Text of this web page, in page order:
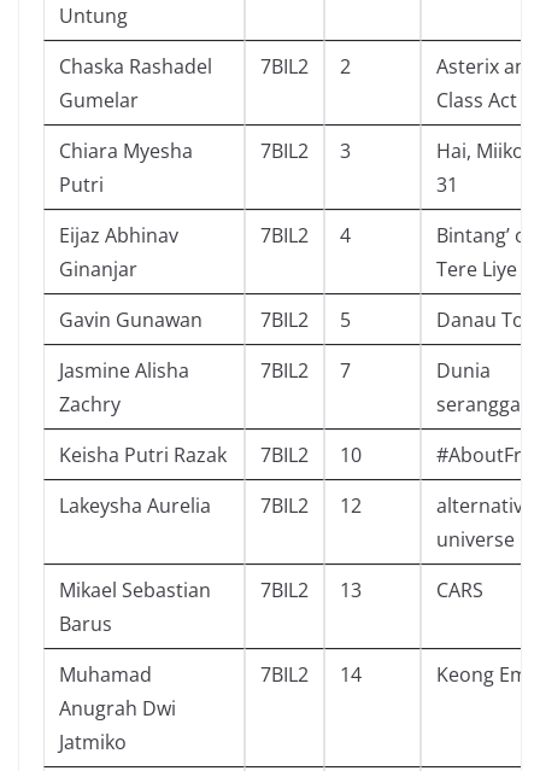
Untung
Chaska Rashadel
Gumelar
7BIL2 2
Asterix
Class Act
Chiara Myesha
Putri
7BIL2 3
Hai, Miiko!
31
Eijaz Abhinav
Ginanjar
7BIL2 4
Bintang’
Tere Liye
Gavin Gunawan
7BIL2 5
Danau
Jasmine Alisha
Zachry
7BIL2 7
Dunia
serangga
Keisha Putri Razak
7BIL2 10
Lakeysha Aurelia
7BIL2 12
alternative
universe
Mikael Sebastian
Barus
7BIL2 13 CARS
Muhamad
Anugrah Dwi
Jatmiko
7BIL2 14 Keong